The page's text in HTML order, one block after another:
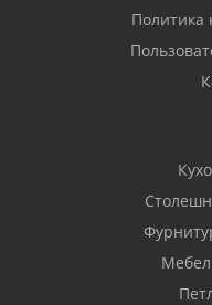
Политика